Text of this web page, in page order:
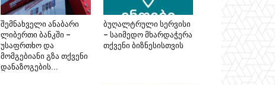
შემნახველი ანაბარი
ლიბერთი ბანკში –
უსაფრთხო და
მომგებიანი გზა თქვენი
დანაზოგების...
ბუღალტრული სერვისი
– საიმედო მხარდაჭერა
თქვენი ბიზნესისთვის